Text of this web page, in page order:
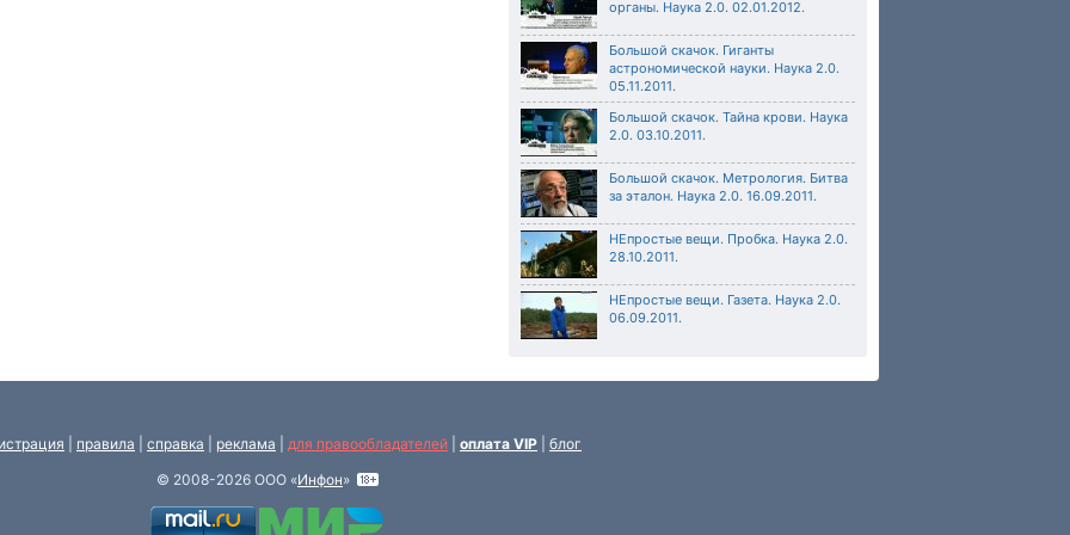
органы. Наука 2.0. 02.01.2012.
Большой скачок. Гиганты
астрономической науки. Наука 2.0.
05.11.2011.
Большой скачок. Тайна крови. Наука
2.0. 03.10.2011.
Большой скачок. Метрология. Битва
за эталон. Наука 2.0. 16.09.2011.
НЕпростые вещи. Пробка. Наука 2.0.
28.10.2011.
НЕпростые вещи. Газета. Наука 2.0.
06.09.2011.
правила справка реклама для правообладателей оплата VIP
блог
© 2008-2026 ООО «Инфон»